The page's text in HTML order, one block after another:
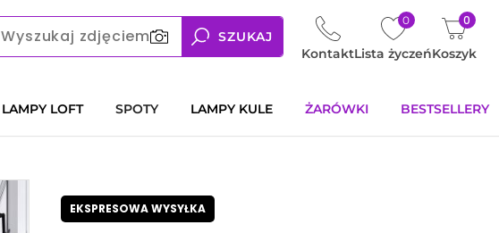
Wyszukaj zdjęciem SZUKAJ
0
Koszyk
0
Lista życzeń
Kontakt
LAMPY LOFT SPOTY LAMPY KULE ŻARÓWKI BESTSELLERY
EKSPRESOWA WYSYŁKA